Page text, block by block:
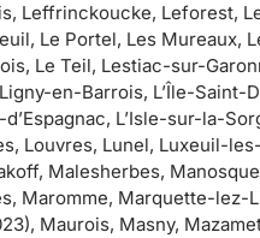
Leffrinckoucke, Leforest,
Le Portel, Les Mureaux,
Le Teil, Lestiac-sur-
en-Barrois, L’Île-Saint-
d’Espagnac, L’Isle-sur-la-
Louvres, Lunel, Luxeuil-
Malesherbes,
Maromme, Marquette-lez-
Maurois, Masny,